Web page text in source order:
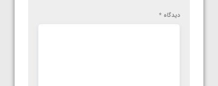
دیدگاه *